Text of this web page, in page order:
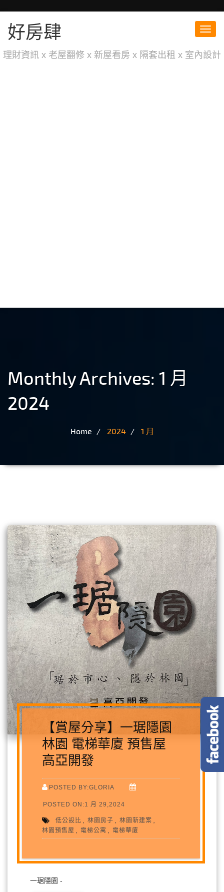
好房肆
理財資訊 x 老屋翻修 x 新屋看房 x 隔套出租 x 室內設計
Monthly Archives: 1 月
2024
Home 2024 1 月
【賞屋分享】一琚隱園
林園 電梯華廈 預售屋
高亞開發
POSTED BY:GLORIA
POSTED ON:1 月 29,2024
低公設比 ,林園房子 ,林園新建案
林園預售屋 電梯公寓 電梯華廈
一琚隱園 -